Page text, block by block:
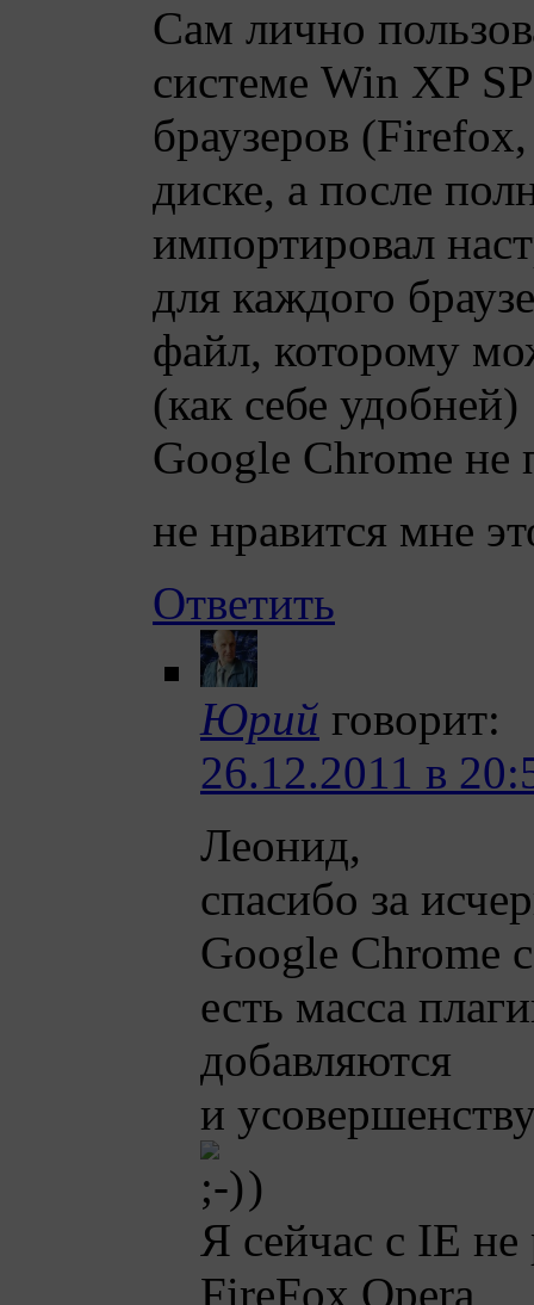
Сам лично
системе Win XP
браузеров
диске, а после
импортировал
для каждого
файл, которому
(как себе удобней)
Google Chrome не
не нравится мне
Ответить
Юрий говорит:
26.12.2011 в
Леонид,
спасибо за
Google Chrome
есть масса
добавляются
и
)
Я сейчас с IE
FireFox,Opera,